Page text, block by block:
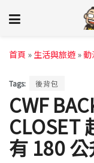
首頁 » 生活與旅遊 »
Tags: 後背包
CWF
CLOSET
有 180 公